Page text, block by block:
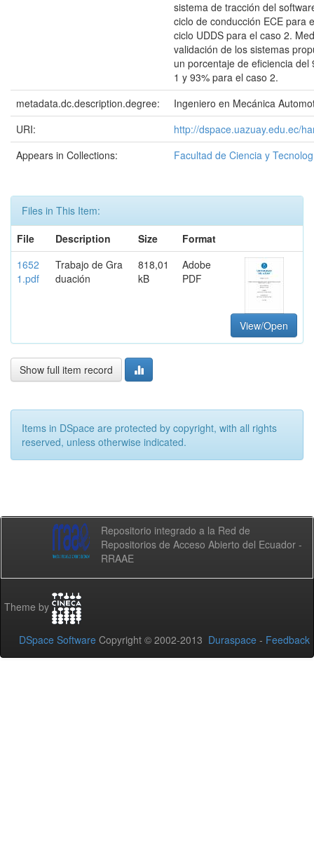
sistema de tracción del
ciclo de conducción ECE para
ciclo UDDS para el caso 2.
validación de los sistemas
un porcentaje de eficiencia del
1 y 93% para el caso 2.
metadata.dc.description.degree:
Ingeniero en Mecánica
URI:
http://dspace.uazuay.edu.ec/
Appears in Collections:
Facultad de Ciencia y
Files in This Item:
File
Description Size
Format
1652
1.pdf
Trabajo de Gra
duación
818,01
kB
Adobe
PDF
View/Open
Show full item record
Items in DSpace are protected by copyright, with all rights
reserved, unless otherwise indicated.
Repositorio integrado a la Red de
Repositorios de Acceso Abierto del Ecuador -
RRAAE
Theme by
DSpace Software Copyright © 2002-2013 Duraspace - Feedback